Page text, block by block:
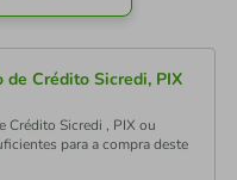
de Crédito Sicredi, PIX
Crédito Sicredi , PIX ou
para a compra deste